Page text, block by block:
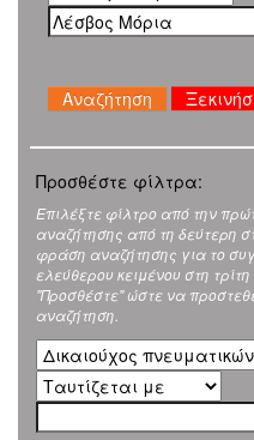
Προσθέστε φίλτρα:
Επιλέξτε φίλτρο από την
αναζήτησης από τη δεύτερη
φράση αναζήτησης για το
ελεύθερου κειμένου στη
"Προσθέστε" ώστε να
αναζήτηση.